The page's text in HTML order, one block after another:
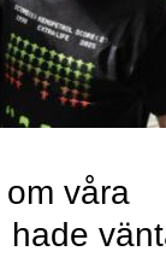
våra
hade